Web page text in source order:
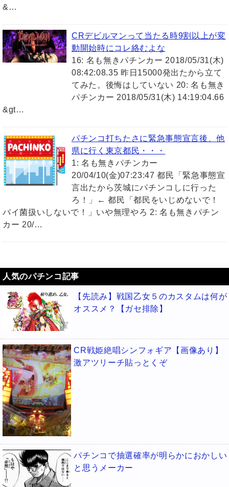
&…
CRデビルマンって当たる時9割以上が変
動開始時にコレ絡むよな
16: 名も無きパチンカー 2018/05/31(木)
08:42:08.35 昨日15000発出たから立て
てみた。後悔はしていない 20: 名も無き
パチンカー 2018/05/31(木) 14:19:04.66
&gt…
パチンコ打ちたさに緊急事態宣言後、他
県に行く東京都民・・・
1: 名も無きパチンカー
20/04/10(金)07:23:47 都民「緊急事態宣
言出たから茨城にパチンコしに行った
ろ！」← 都民「都民をいじめないで！
バイ菌扱いしないで！」いや無理やろ 2: 名も無きパチン
カー 20/…
人気のパチンコ記事
【先読み】戦国乙女５のカスタムは何が
オススメ？【ガセ排除】
CR戦姫絶唱シンフォギア【画像あり】
激アツリーチ貼っとくぞ
パチンコで抽選確率が明らかにおかしい
と思うメーカー